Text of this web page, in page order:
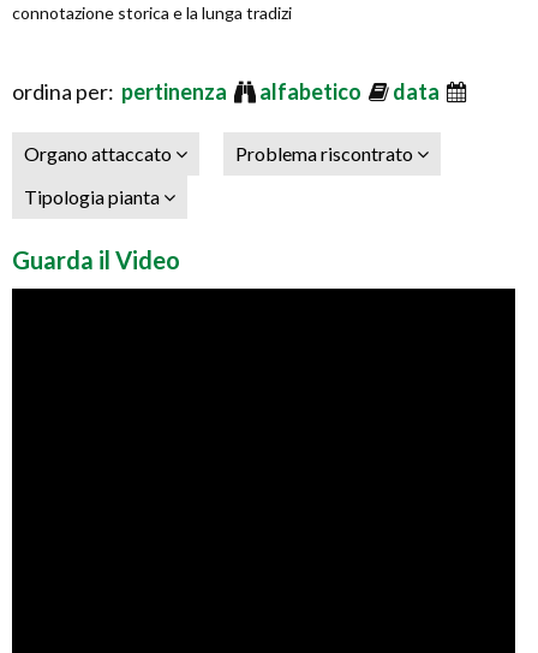
connotazione storica e la lunga tradizi
ordina per: pertinenza alfabetico data
Organo attaccato
Problema riscontrato
Tipologia pianta
Guarda il Video